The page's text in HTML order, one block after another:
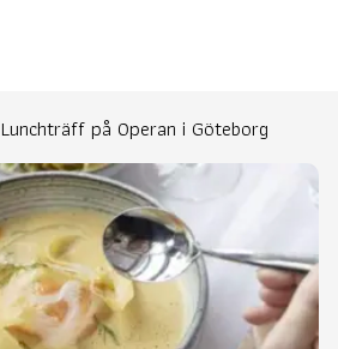
Lunchträff på Operan i Göteborg